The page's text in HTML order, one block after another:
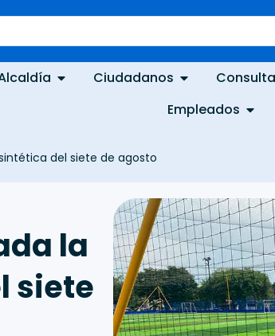
Ciudadanos Consulta
Empleados
del siete de agosto
la
siete